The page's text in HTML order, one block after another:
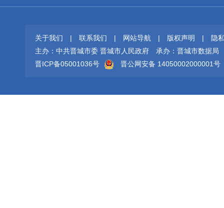
关于我们 | 联系我们 | 网站导航 | 版权声明 |
隐
主办：中共晋城市委 晋城市人民政府
承办：晋城市数据局
晋ICP备05001036号
晋公网安备 14050002000001号